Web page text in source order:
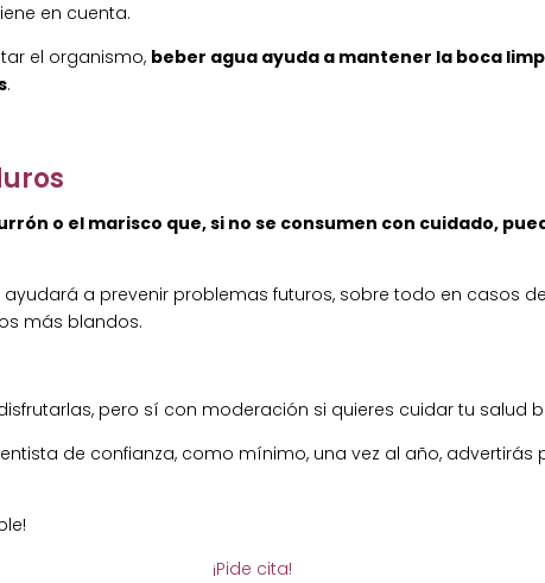
en cuenta.
el organismo, beber agua ayuda a mantener la boca
.
o el marisco que, si no se consumen con cuidado,
a prevenir problemas futuros, sobre todo en casos
más blandos.
pero sí con moderación si quieres cuidar tu salud
de confianza, como mínimo, una vez al año,
¡Pide cita!